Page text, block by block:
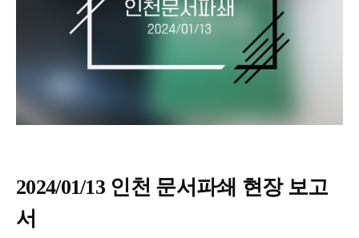
2024/01/13 인천 문서파쇄 현장 보고
서